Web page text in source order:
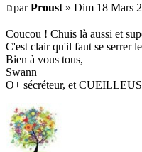
parProust » Dim 18 Mars
Coucou ! Chuis là aussi et
C'est clair qu'il faut se serrer
Bien à vous tous,
Swann
O+ sécréteur, et